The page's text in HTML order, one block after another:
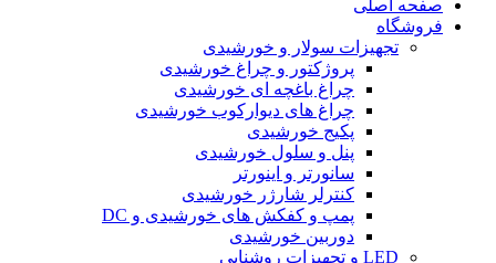
صفحه اصلی
فروشگاه
تجهیزات سولار و خورشیدی
پروژکتور و چراغ خورشیدی
چراغ باغچه ای خورشیدی
چراغ های دیوارکوب خورشیدی
پکیج خورشیدی
پنل و سلول خورشیدی
سانورتر و اینورتر
کنترلر شارژر خورشیدی
پمپ و کفکش های خورشیدی و DC
دوربین خورشیدی
LED و تجهیزات روشنایی